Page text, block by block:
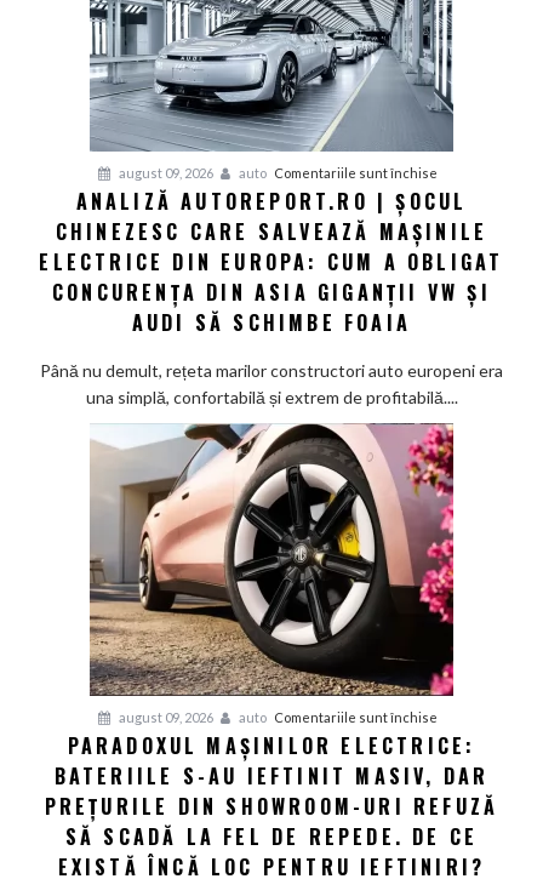
și
vizează
producția
de
probă
solid-
state
august 09, 2026 auto Comentariile sunt închise
Autoreport.ro
|
chinezesc
din
Europa:
Cum
a
obligat
concurența
din
Asia
giganții
VW
să
schimbe
foaia
ANALIZĂ AUTOREPORT.RO | ȘOCUL
CHINEZESC CARE SALVEAZĂ MAȘINILE
ELECTRICE DIN EUROPA: CUM A OBLIGAT
CONCURENȚA DIN ASIA GIGANȚII VW ȘI
AUDI SĂ SCHIMBE FOAIA
Până nu demult, rețeta marilor constructori auto europeni era
una simplă, confortabilă și extrem de profitabilă....
august 09, 2026 auto Comentariile sunt închise
Paradoxul
mașinilor
electrice:
au
PARADOXUL MAȘINILOR ELECTRICE:
BATERIILE S-AU IEFTINIT MASIV, DAR
PREȚURILE DIN SHOWROOM-URI REFUZĂ
SĂ SCADĂ LA FEL DE REPEDE. DE CE
EXISTĂ ÎNCĂ LOC PENTRU IEFTINIRI?